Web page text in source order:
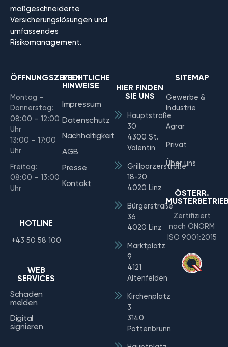
maßgeschneiderte
Versicherungslösungen und
umfassendes
Risikomanagement.
ÖFFNUNGSZEITEN
Montag –
Donnerstag:
08:00 – 12:00
Uhr
13:00 – 17:00
Uhr
Freitag:
08:00 – 13:00
Uhr
HOTLINE
+43 50 58 100
WEB
SERVICES
Schaden
melden
Digital
signieren
RECHTLICHE
HINWEISE
Impressum
Datenschutz
Nachhaltigkeit
AGB
Presse
Kontakt
HIER FINDEN
SIE UNS
Hauptstraße
30
4300 St.
Valentin
Grillparzerstraße
18-20
4020 Linz
Bürgerstraße
36
4020 Linz
Marktplatz
9
4121
Altenfelden
Kirchenplatz
3
3140
Pottenbrunn
SITEMAP
Gewerbe &
Industrie
Agrar
Privat
Über uns
ÖSTERR.
Zertifiziert
nach ÖNORM
ISO 9001:2015